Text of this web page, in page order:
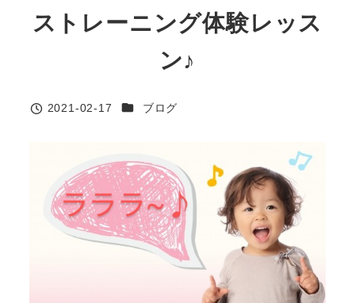
ストレーニング体験レッス
ン♪
投稿日
2021-02-17 カテゴリー
ブログ